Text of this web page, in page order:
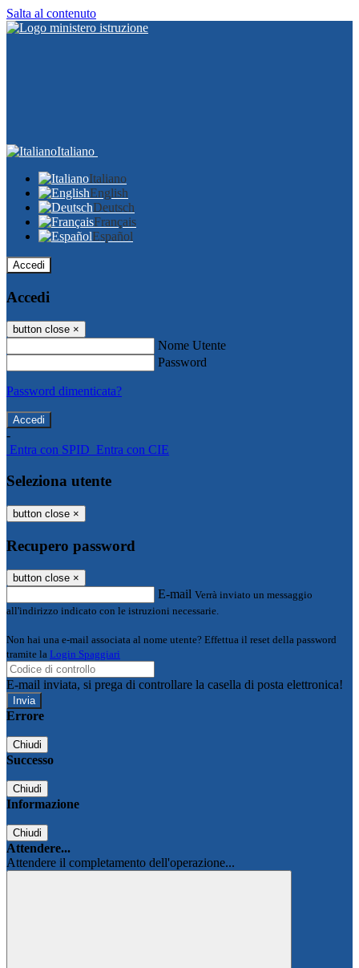
Salta al contenuto
Italiano
Italiano
English
Deutsch
Français
Español
Accedi
Accedi
button close ×
Nome Utente
Password
Password dimenticata?
-
Entra con SPID Entra con CIE
Seleziona utente
button close ×
Recupero password
button close ×
E-mail Verrà inviato un messaggio
all'indirizzo indicato con le istruzioni necessarie.
Non hai una e-mail associata al nome utente? Effettua il reset della password
tramite la Login Spaggiari
E-mail inviata, si prega di controllare la casella di posta elettronica!
Errore
Chiudi
Successo
Chiudi
Informazione
Chiudi
Attendere...
Attendere il completamento dell'operazione...